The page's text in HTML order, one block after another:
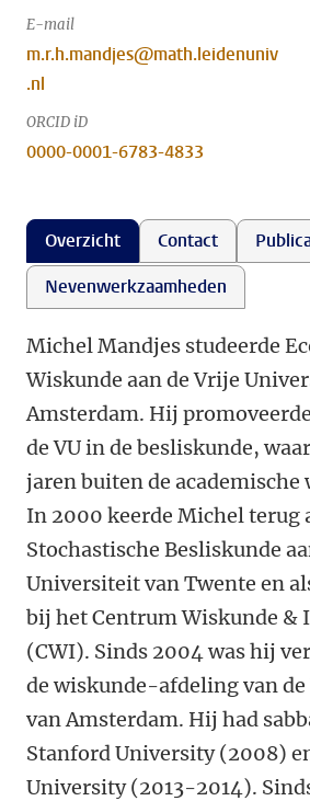
E-mail
m.r.h.mandjes@math.leidenuniv
.nl
ORCID iD
0000-0001-6783-4833
Overzicht Contact
Nevenwerkzaamheden
Michel Mandjes studeerde
Wiskunde aan de Vrije
Amsterdam. Hij
de VU in de besliskunde,
jaren buiten de academische
In 2000 keerde Michel terug
Stochastische Besliskunde
Universiteit van Twente en
bij het Centrum Wiskunde &
(CWI). Sinds 2004 was hij
de wiskunde-afdeling van
van Amsterdam. Hij had
Stanford University (2008)
University (2013-2014).